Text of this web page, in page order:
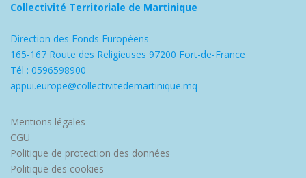
Collectivité Territoriale de Martinique
Direction des Fonds Européens
165-167 Route des Religieuses 97200 Fort-de-France
Tél : 0596598900
appui.europe@collectivitedemartinique.mq
Mentions légales
CGU
Politique de protection des données
Politique des cookies